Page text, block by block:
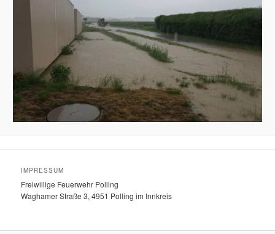
IMPRESSUM
Freiwillige Feuerwehr Polling
Waghamer Straße 3, 4951 Polling im Innkreis